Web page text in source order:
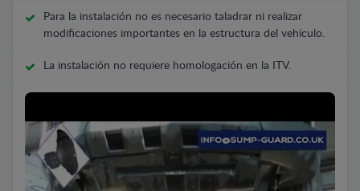
Para la instalación no es necesario taladrar ni realizar
modificaciones importantes en la estructura del vehículo.
La instalación no requiere homologación en la ITV.